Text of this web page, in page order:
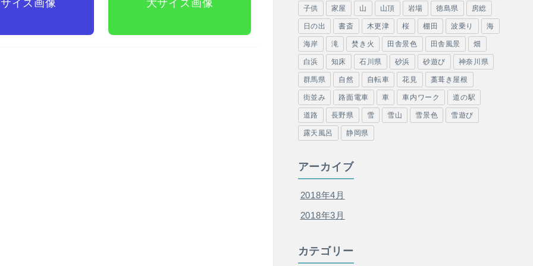
イズ画像 大サイズ画像 子供 家屋 山 山頂 岩場 徳島県 房総
日の出 書斎 木更津 桜 棚田 波乗り 海
海岸 滝 焚き火 田舎景色 田舎風景 畑
白浜 知床 石川県 砂浜 砂遊び 神奈川県
群馬県 自然 自転車 花見 藁葺き屋根
街並み 路面電車 車 車内ワーク 道の駅
道路 長野県 雪 雪山 雪景色 雪遊び
露天風呂 静岡県
アーカイブ
2018年4月
2018年3月
カテゴリー